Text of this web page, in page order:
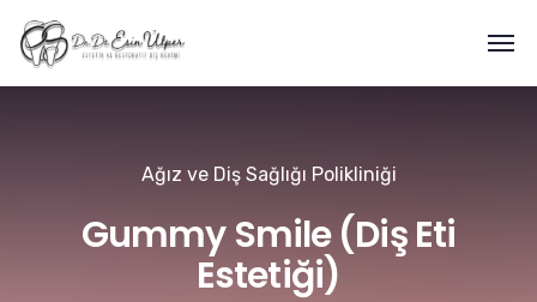
Ağız ve Diş Sağlığı Polikliniği
Gummy Smile (Diş Eti
Estetiği)